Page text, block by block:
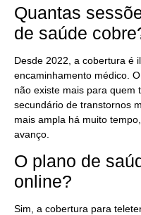
Quantas
de saúde
Desde 2022, a cobertura é
encaminhamento médico.
não existe mais para quem
secundário de transtornos
mais ampla há muito
avanço.
O plano de
online?
Sim, a cobertura para